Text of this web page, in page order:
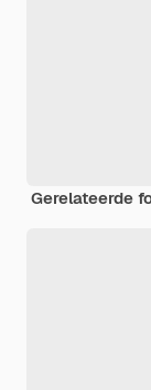
Gerelateerde